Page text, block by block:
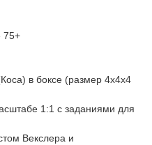
75+
в боксе (размер 4х4х4
1:1 с заданиями для
Векслера и